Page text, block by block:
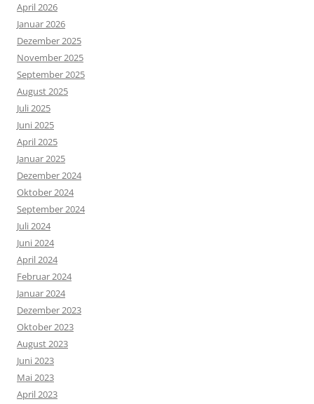
April 2026
Januar 2026
Dezember 2025
November 2025
September 2025
August 2025
Juli 2025
Juni 2025
April 2025
Januar 2025
Dezember 2024
Oktober 2024
September 2024
Juli 2024
Juni 2024
April 2024
Februar 2024
Januar 2024
Dezember 2023
Oktober 2023
August 2023
Juni 2023
Mai 2023
April 2023